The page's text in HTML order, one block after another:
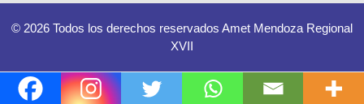
© 2026 Todos los derechos reservados Amet Mendoza Regional
XVII